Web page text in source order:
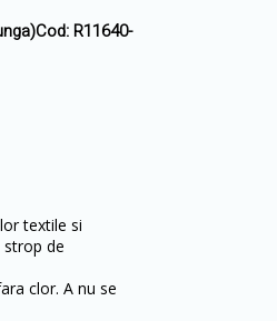
R11640-
textile si
strop de
clor. A nu se